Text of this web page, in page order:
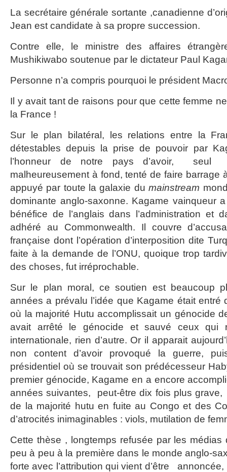
La secrétaire générale sortante ,canadienne
Jean est candidate à sa propre succession.
Contre elle, le ministre des affaires
Mushikiwabo soutenue par le dictateur Paul
Personne n’a compris pourquoi le président
Il y avait tant de raisons pour que cette femme
la France !
Sur le plan bilatéral, les relations entre la
détestables depuis la prise de pouvoir par
l’honneur de notre pays d’avoir, seul
malheureusement à fond, tenté de faire barrage
appuyé par toute la galaxie dumainstream
dominante anglo-saxonne. Kagame vainqueur
bénéfice de l’anglais dans l’administration et
adhéré au Commonwealth. Il couvre
française dont l’opération d’interposition dite
faite à la demande de l’ONU, quoique trop
des choses, fut irréprochable.
Sur le plan moral, ce soutien est beaucoup
années a prévalu l’idée que Kagame était
où la majorité Hutu accomplissait un génocide
avait arrêté le génocide et sauvé ceux qui
internationale, rien d’autre. Or il apparait
non content d’avoir provoqué la guerre,
présidentiel où se trouvait son prédécesseur
premier génocide, Kagame en a encore
années suivantes, peut-être dix fois plus grave,
de la majorité hutu en fuite au Congo et des
d’atrocités inimaginables : viols, mutilation de
Cette thèse , longtemps refusée par les médias
peu à peu à la première dans le monde anglo-
forte avec l’attribution qui vient d’être